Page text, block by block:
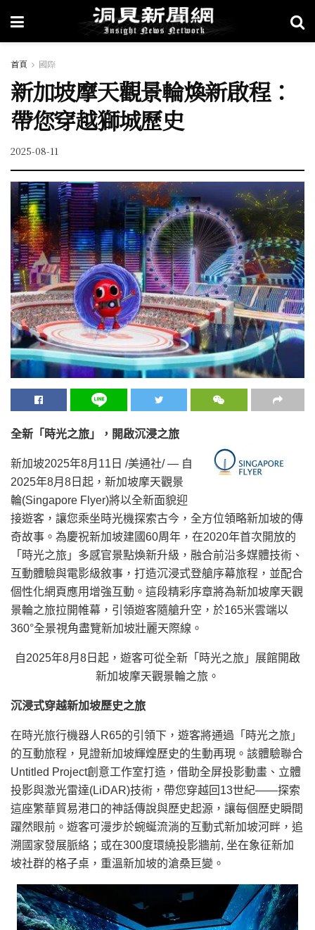
首頁 國際
新加坡摩天觀景輪煥新啟程：
帶您穿越獅城歷史
2025-08-11
全新 「 時光之旅 」 ，開啟沉浸之旅
新加坡2025年8月11日 /美通社/ — 自
2025年8月8日起，新加坡摩天觀景
輪(Singapore Flyer)將以全新面貌迎
接遊客，讓您乘坐時光機探索古今，全方位領略新加坡的傳
奇故事。為慶祝新加坡建國60周年，在2020年首次開放的
「時光之旅」多感官景點煥新升級，融合前沿多媒體技術、
互動體驗與電影級敘事，打造沉浸式登艙序幕旅程，並配合
個性化網頁應用增強互動。這段精彩序章將為新加坡摩天觀
景輪之旅拉開帷幕，引領遊客隨艙升空，於165米雲端以
360°全景視角盡覽新加坡壯麗天際線。
自2025年8月8日起，遊客可從全新「時光之旅」展館開啟
新加坡摩天觀景輪之旅。
沉浸式穿越新加坡歷史之旅
在時光旅行機器人R65的引領下，遊客將通過「時光之旅」
的互動旅程，見證新加坡輝煌歷史的生動再現。該體驗聯合
Untitled Project創意工作室打造，借助全屏投影動畫、立體
投影與激光雷達(LiDAR)技術，帶您穿越回13世紀——探索
這座繁華貿易港口的神話傳說與歷史起源，讓每個歷史瞬間
躍然眼前。遊客可漫步於蜿蜒流淌的互動式新加坡河畔，追
溯國家發展脈絡；或在300度環繞投影牆前, 坐在象征新加
坡社群的格子桌，重溫新加坡的滄桑巨變。